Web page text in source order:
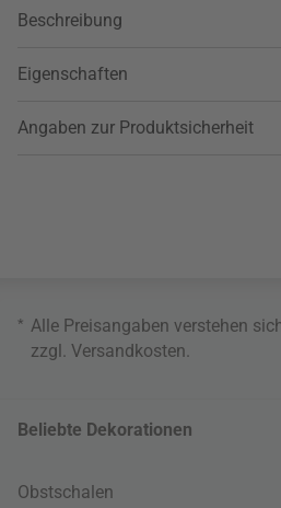
Beschreibung
Eigenschaften
Angaben zur Produktsicherheit
* Alle Preisangaben verstehen
zzgl. Versandkosten
Beliebte Dekorationen
Obstschalen